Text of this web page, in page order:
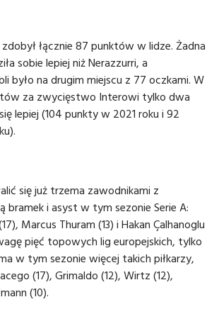
łącznie 87 punktów w lidze. Żadna
sobie lepiej niż Nerazzurri, a
było na drugim miejscu z 77 oczkami. W
za zwycięstwo Interowi tylko dwa
lepiej (104 punkty w 2021 roku i 92
się już trzema zawodnikami z
i asyst w tym sezonie Serie A:
Marcus Thuram (13) i Hakan Çalhanoglu
pięć topowych lig europejskich, tylko
w tym sezonie więcej takich piłkarzy,
(17), Grimaldo (12), Wirtz (12),
(10).